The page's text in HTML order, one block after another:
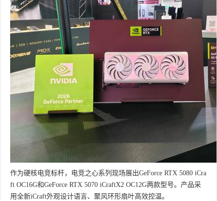
作为硬核电竞标杆，电竞之心系列现场展出GeForce RTX 5080 iCra
ft OC16G和GeForce RTX 5070 iCraftX2 OC12G两款型号。产品采
用全新iCraft外观设计语言、聚风环形扇叶高效控温。